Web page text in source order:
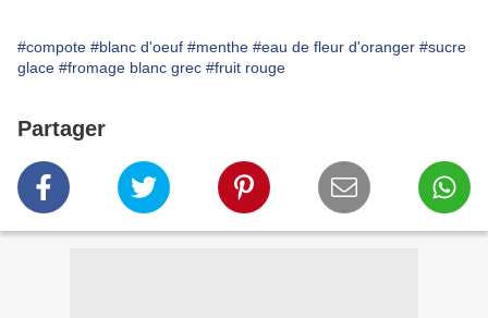
#compote #blanc d'oeuf #menthe #eau de fleur d'oranger #sucre
glace #fromage blanc grec #fruit rouge
Partager